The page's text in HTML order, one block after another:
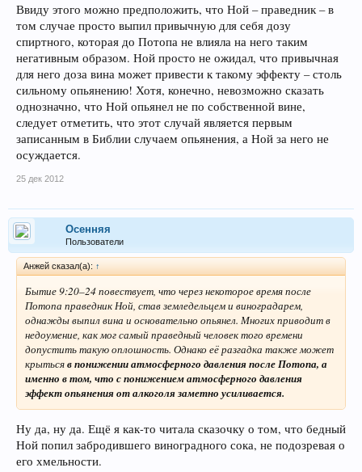
Ввиду этого можно предположить, что Ной – праведник – в
том случае просто выпил привычную для себя дозу
спиртного, которая до Потопа не влияла на него таким
негативным образом. Ной просто не ожидал, что привычная
для него доза вина может привести к такому эффекту – столь
сильному опьянению! Хотя, конечно, невозможно сказать
однозначно, что Ной опьянел не по собственной вине,
следует отметить, что этот случай является первым
записанным в Библии случаем опьянения, а Ной за него не
осуждается.
25 дек 2012
Осенняя
Пользователи
Анжей сказал(а): ↑
Бытие 9:20–24 повествует, что через некоторое время после
Потопа праведник Ной, став земледельцем и виноградарем,
однажды выпил вина и основательно опьянел. Многих приводит в
недоумение, как мог самый праведный человек того времени
допустить такую оплошность. Однако её разгадка также может
крытьсяв понижении атмосферного давления после Потопа, а
именно в том, что с понижением атмосферного давления
эффект опьянения от алкоголя заметно усиливается.
Ну да, ну да. Ещё я как-то читала сказочку о том, что бедный
Ной попил забродившего виноградного сока, не подозревая о
его хмельности.